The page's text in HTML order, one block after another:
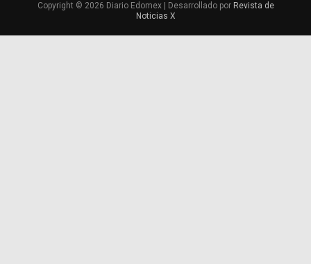
Copyright © 2026 Diario Edomex | Desarrollado por Revista de
Noticias X